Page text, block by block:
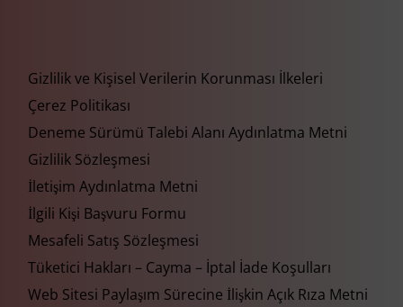
Gizlilik ve Kişisel Verilerin Korunması İlkeleri
Çerez Politikası
Deneme Sürümü Talebi Alanı Aydınlatma Metni
Gizlilik Sözleşmesi
İletişim Aydınlatma Metni
İlgili Kişi Başvuru Formu
Mesafeli Satış Sözleşmesi
Tüketici Hakları – Cayma – İptal İade Koşulları
Web Sitesi Paylaşım Sürecine İlişkin Açık Rıza Metni